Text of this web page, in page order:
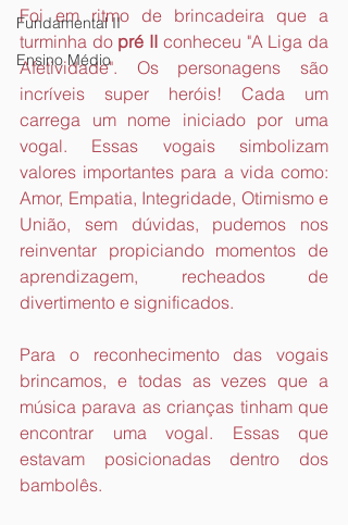
Fundamental II
Ensino Médio
Foi em ritmo de brincadeira que a
turminha do pré II conheceu "A Liga da
Afetividade". Os personagens são
incríveis super heróis! Cada um
carrega um nome iniciado por uma
vogal. Essas vogais simbolizam
valores importantes para a vida como:
Amor, Empatia, Integridade, Otimismo e
União, sem dúvidas, pudemos nos
reinventar propiciando momentos de
aprendizagem, recheados de
divertimento e significados.
Para o reconhecimento das vogais
brincamos, e todas as vezes que a
música parava as crianças tinham que
encontrar uma vogal. Essas que
estavam posicionadas dentro dos
bambolês.